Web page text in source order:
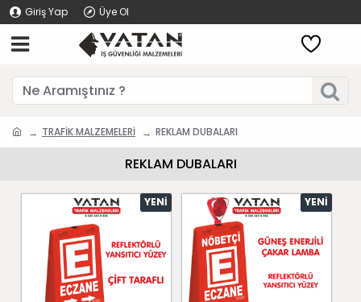
Giriş Yap Üye Ol
TRAFİK MALZEMELERİ REKLAM DUBALARI
REKLAM DUBALARI
YENI YENI